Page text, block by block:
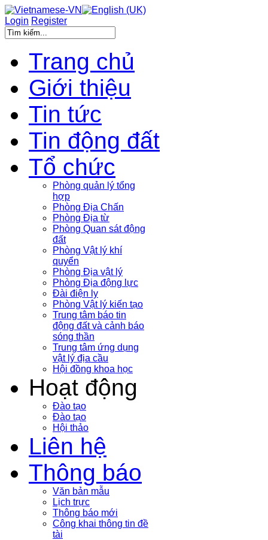
Login Register
Trang chủ
Giới thiệu
Tin tức
Tin động đất
Tổ chức
Phòng quản lý tổng
hợp
Phòng Địa Chấn
Phòng Địa từ
Phòng Quan sát động
đất
Phòng Vật lý khí
quyển
Phòng Địa vật lý
Phòng Địa động lực
Đài điện ly
Phòng Vật lý kiến tạo
Trung tâm báo tin
động đất và cảnh báo
sóng thần
Trung tâm ứng dụng
vật lý địa cầu
Hội đồng khoa học
Hoạt động
Đào tạo
Đào tạo
Hội thảo
Liên hệ
Thông báo
Văn bản mẫu
Lịch trực
Thông báo mới
Công khai thông tin đề
tài